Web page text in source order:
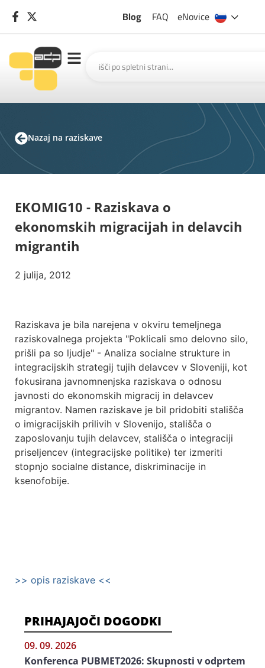
Blog FAQ eNovice
Nazaj na raziskave
EKOMIG10 - Raziskava o
ekonomskih migracijah in delavcih
migrantih
2 julija, 2012
Raziskava je bila narejena v okviru temeljnega
raziskovalnega projekta "Poklicali smo delovno silo,
prišli pa so ljudje" - Analiza socialne strukture in
integracijskih strategij tujih delavcev v Sloveniji, kot
fokusirana javnomnenjska raziskava o odnosu
javnosti do ekonomskih migracij in delavcev
migrantov. Namen raziskave je bil pridobiti stališča
o imigracijskih prilivih v Slovenijo, stališča o
zaposlovanju tujih delavcev, stališča o integraciji
priseljencev (integracijske politike) ter izmeriti
stopnjo socialne distance, diskriminacije in
ksenofobije.
>> opis raziskave <<
PRIHAJAJOČI DOGODKI
09. 09. 2026
Konferenca PUBMET2026: Skupnosti v odprtem